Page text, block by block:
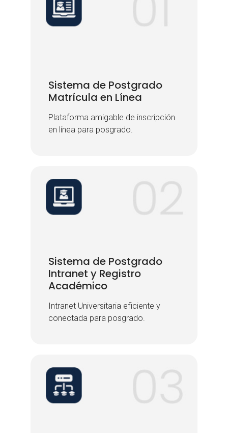
Sistema de Postgrado
Matrícula en Línea
Plataforma amigable de inscripción
en línea para posgrado.
Sistema de Postgrado
Matrícula en Línea
Plataforma amigable de inscripción
en línea para posgrado.
Sistema de Postgrado
Intranet y Registro
Académico
Intranet Universitaria eficiente y
conectada para posgrado.
Sistema de Postgrado
Intranet y Registro
Académico
Intranet Universitaria eficiente y
conectada para posgrado.